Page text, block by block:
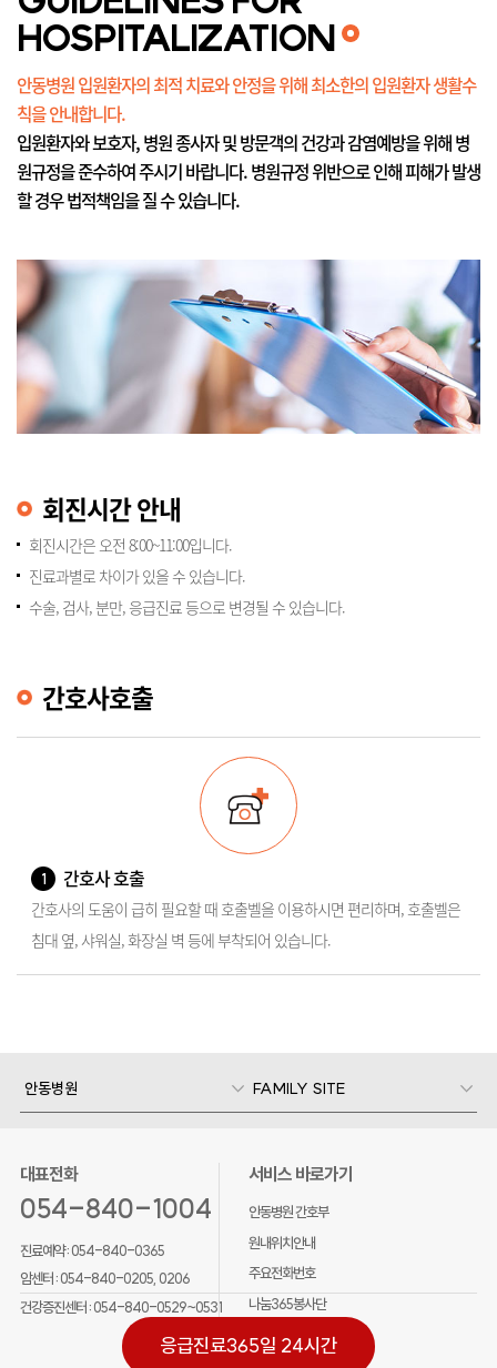
HOSPITALIZATION
안동병원 입원환자의 최적 치료와 안정을 위해 최소한의 입원환자 생활수
칙을 안내합니다.
입원환자와 보호자, 병원 종사자 및 방문객의 건강과 감염예방을 위해 병
원규정을 준수하여 주시기 바랍니다.병원규정 위반으로 인해 피해가 발생
할 경우 법적책임을 질 수 있습니다.
회진시간 안내
회진시간은 오전 8:00~11:00입니다.
진료과별로 차이가 있을 수 있습니다.
수술, 검사, 분만, 응급진료 등으로 변경될 수 있습니다.
간호사호출
1 간호사 호출
간호사의 도움이 급히 필요할 때 호출벨을 이용하시면 편리하며, 호출벨은
침대 옆, 샤워실, 화장실 벽 등에 부착되어 있습니다.
안동병원 FAMILY SITE
대표전화
054-840-1004
진료예약 :054-840-0365
암센터 :054-840-0205, 0206
건강증진센터 :054-840-0529~0531
서비스 바로가기
안동병원 간호부
원내위치안내
주요전화번호
나눔365봉사단
응급진료365일 24시간